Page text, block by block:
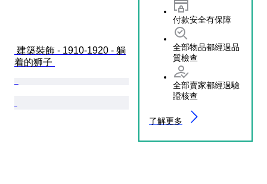
付款安全有保障
全部物品都經過品
質檢查
全部賣家都經過驗
證核查
了解更多
着的狮子